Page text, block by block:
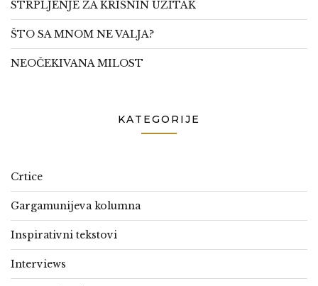
STRPLJENJE ZA KRIŠNIN UŽITAK
ŠTO SA MNOM NE VALJA?
NEOČEKIVANA MILOST
KATEGORIJE
Crtice
Gargamunijeva kolumna
Inspirativni tekstovi
Interviews